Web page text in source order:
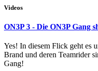
Videos
ON3P 3 - Die ON3P Gang
Yes! In diesem Flick geht es
Brand und deren Teamrider
Gang!